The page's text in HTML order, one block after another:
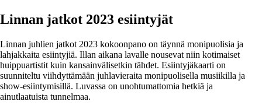
Linnan jatkot 2023 esiintyjät
Linnan juhlien jatkot 2023 kokoonpano on täynnä monipuolisia ja
lahjakkaita esiintyjiä. Illan aikana lavalle nousevat niin kotimaiset
huippuartistit kuin kansainvälisetkin tähdet. Esiintyjäkaarti on
suunniteltu viihdyttämään juhlavieraita monipuolisella musiikilla ja
show-esiintymisillä. Luvassa on unohtumattomia hetkiä ja
ainutlaatuista tunnelmaa.